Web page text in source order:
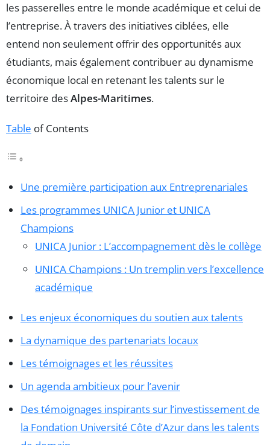
les passerelles entre le monde académique et celui de
l’entreprise. À travers des initiatives ciblées, elle
entend non seulement offrir des opportunités aux
étudiants, mais également contribuer au dynamisme
économique local en retenant les talents sur le
territoire desAlpes-Maritimes.
Table of Contents
Une première participation aux Entreprenariales
Les programmes UNICA Junior et UNICA
Champions
UNICA Junior : L’accompagnement dès le collège
UNICA Champions : Un tremplin vers l’excellence
académique
Les enjeux économiques du soutien aux talents
La dynamique des partenariats locaux
Les témoignages et les réussites
Un agenda ambitieux pour l’avenir
Des témoignages inspirants sur l’investissement de
la Fondation Université Côte d’Azur dans les talents